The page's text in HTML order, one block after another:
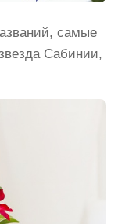
самые
Сабинии,